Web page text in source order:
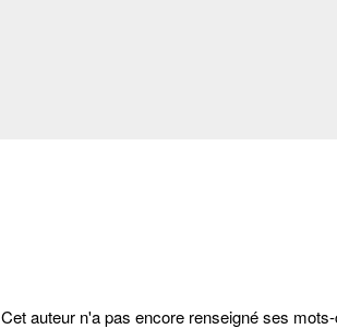
Cet auteur n'a pas encore renseigné ses